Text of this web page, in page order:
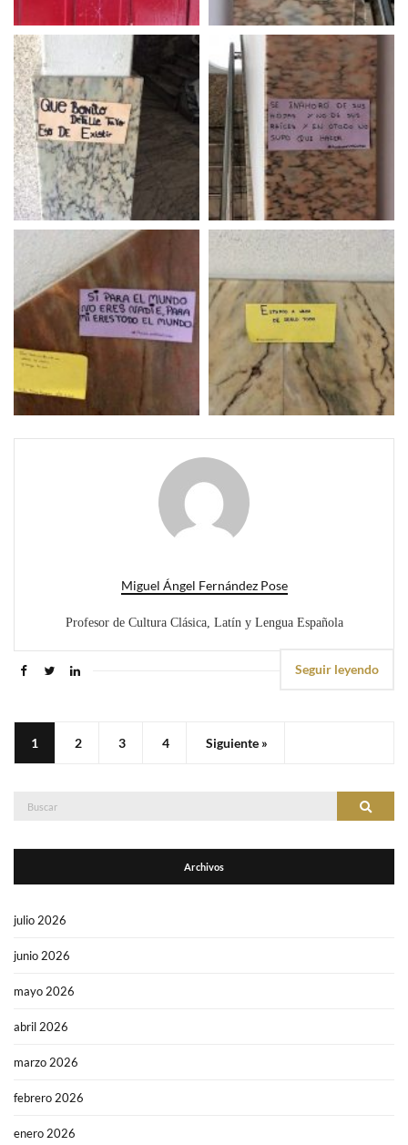
Miguel Ángel Fernández Pose
Profesor de Cultura Clásica, Latín y Lengua Española
Seguir leyendo
1 2 3 4 Siguiente »
Buscar
Archivos
julio 2026
junio 2026
mayo 2026
abril 2026
marzo 2026
febrero 2026
enero 2026